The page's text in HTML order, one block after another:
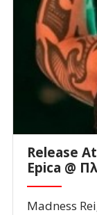
Release
Epica @
Madness